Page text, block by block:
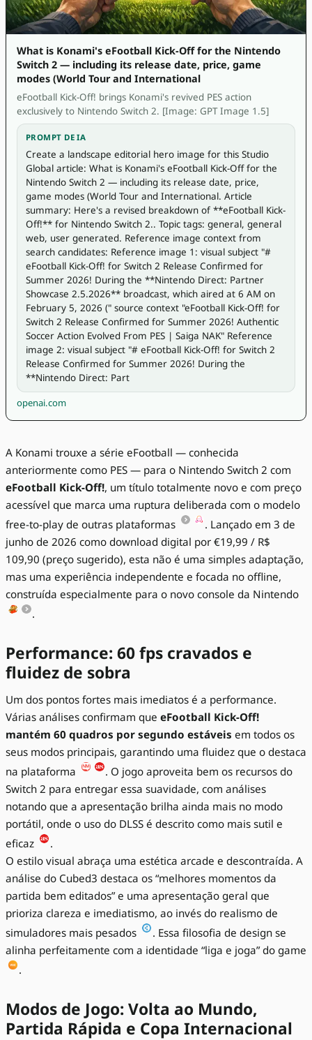
What is Konami's eFootball Kick-Off for the Nintendo
Switch 2 — including its release date, price, game
modes (World Tour and International
eFootball Kick-Off! brings Konami's revived PES action
exclusively to Nintendo Switch 2. [Image: GPT Image 1.5]
PROMPT DE IA
Create a landscape editorial hero image for this Studio
Global article: What is Konami's eFootball Kick-Off for the
Nintendo Switch 2 — including its release date, price,
game modes (World Tour and International. Article
summary: Here's a revised breakdown of **eFootball Kick-
Off!** for Nintendo Switch 2.. Topic tags: general, general
web, user generated. Reference image context from
search candidates: Reference image 1: visual subject "#
eFootball Kick-Off! for Switch 2 Release Confirmed for
Summer 2026! During the **Nintendo Direct: Partner
Showcase 2.5.2026** broadcast, which aired at 6 AM on
February 5, 2026 (" source context "eFootball Kick-Off! for
Switch 2 Release Confirmed for Summer 2026! Authentic
Soccer Action Evolved From PES | Saiga NAK" Reference
image 2: visual subject "# eFootball Kick-Off! for Switch 2
Release Confirmed for Summer 2026! During the
**Nintendo Direct: Part
openai.com
A Konami trouxe a série eFootball — conhecida
anteriormente como PES — para o Nintendo Switch 2 com
eFootball Kick-Off!, um título totalmente novo e com preço
acessível que marca uma ruptura deliberada com o modelo
free-to-play de outras plataformas
. Lançado em 3 de
junho de 2026 como download digital por €19,99 / R$
109,90 (preço sugerido), esta não é uma simples adaptação,
mas uma experiência independente e focada no offline,
construída especialmente para o novo console da Nintendo
.
Performance: 60 fps cravados e
fluidez de sobra
Um dos pontos fortes mais imediatos é a performance.
Várias análises confirmam que eFootball Kick-Off!
mantém 60 quadros por segundo estáveis em todos os
seus modos principais, garantindo uma fluidez que o destaca
na plataforma
. O jogo aproveita bem os recursos do
Switch 2 para entregar essa suavidade, com análises
notando que a apresentação brilha ainda mais no modo
portátil, onde o uso do DLSS é descrito como mais sutil e
eficaz
.
O estilo visual abraça uma estética arcade e descontraída. A
análise do Cubed3 destaca os “melhores momentos da
partida bem editados” e uma apresentação geral que
prioriza clareza e imediatismo, ao invés do realismo de
simuladores mais pesados
. Essa filosofia de design se
alinha perfeitamente com a identidade “liga e joga” do game
.
Modos de Jogo: Volta ao Mundo,
Partida Rápida e Copa Internacional